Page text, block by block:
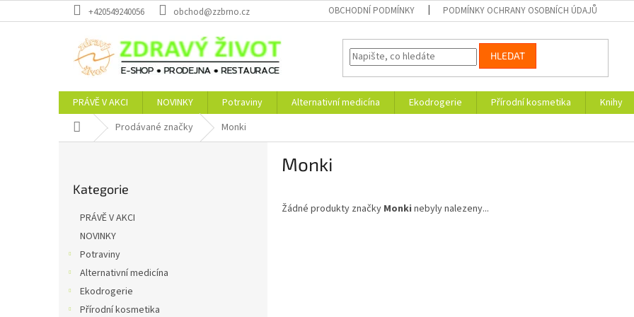
na
+420549240056 obchod@zzbrno.cz OBCHODNÍ PODMÍNKY PODMÍNKY OCHRANY OSOBNÍCH ÚDAJŮ
HLEDAT
PRÁVĚ V AKCI NOVINKY Potraviny Alternativní medicína Ekodrogerie Přírodní kosmetika Knihy
Domů Prodávané značky Monki
kategorie
Kategorie
PRÁVĚ V AKCI
NOVINKY
Potraviny
Alternativní medicína
Ekodrogerie
Přírodní kosmetika
Monki
Žádné produkty značky Monki nebyly nalezeny...